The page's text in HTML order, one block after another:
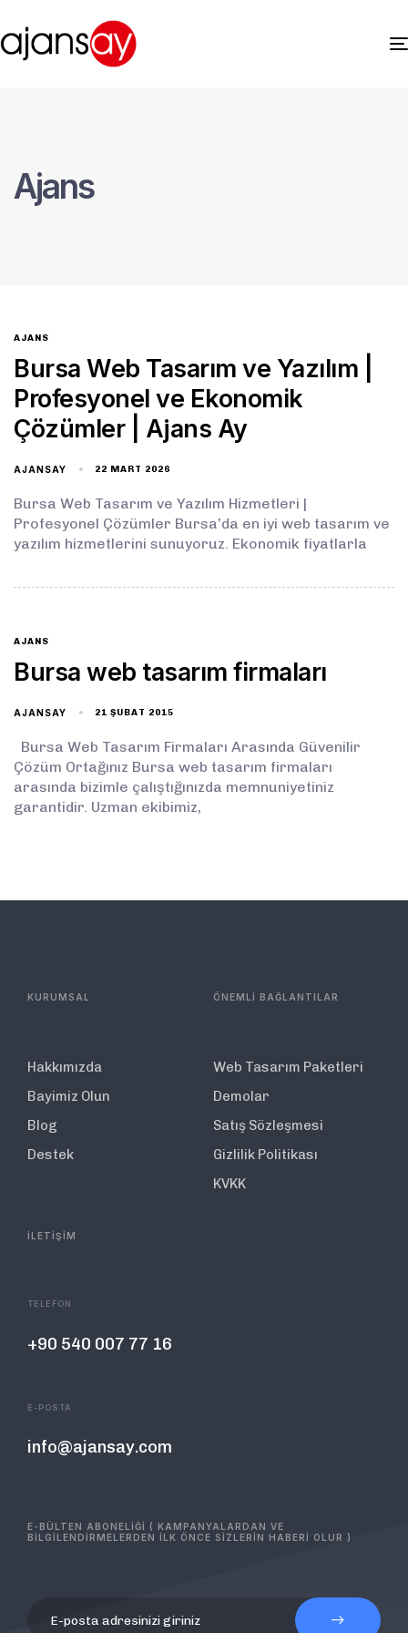
Ajans
AJANS
Bursa Web Tasarım ve Yazılım |
Profesyonel ve Ekonomik
Çözümler | Ajans Ay
AJANSAY 22 MART 2026
Bursa Web Tasarım ve Yazılım Hizmetleri |
Profesyonel Çözümler Bursa’da en iyi web tasarım ve
yazılım hizmetlerini sunuyoruz. Ekonomik fiyatlarla
AJANS
Bursa web tasarım firmaları
AJANSAY 21 ŞUBAT 2015
Bursa Web Tasarım Firmaları Arasında Güvenilir
Çözüm Ortağınız Bursa web tasarım firmaları
arasında bizimle çalıştığınızda memnuniyetiniz
garantidir. Uzman ekibimiz,
KURUMSAL
Hakkımızda
Bayimiz Olun
Blog
Destek
ÖNEMLİ BAĞLANTILAR
Web Tasarım Paketleri
Demolar
Satış Sözleşmesi
Gizlilik Politikası
KVKK
İLETİŞİM
TELEFON
+90 540 007 77 16
E-POSTA
info@ajansay.com
E-BÜLTEN ABONELİĞİ ( KAMPANYALARDAN VE
BİLGİLENDİRMELERDEN İLK ÖNCE SİZLERİN HABERİ OLUR )